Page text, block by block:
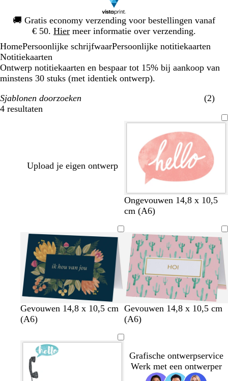
🚚 Gratis economy verzending voor bestellingen vanaf
€ 50. Hier meer informatie over verzending.
1
HomePersoonlijke schrijfwaarPersoonlijke notitiekaarten
Notitiekaarten
Ontwerp notitiekaarten en bespaar tot 15% bij aankoop van
minstens 30 stuks (met identiek ontwerp).
Sjablonen doorzoeken
(2)
4 resultaten
Filters
Upload je eigen ontwerp
w
i
z
w
r
t
u
q
e
w
i
w
i
w
i
w
i
w
i
r
o
e
w
i
Ongevouwen 14,8 x 10,5
cm (A6)
d
o
k
z
w
w
i
n
l
i
h
Gevouwen 14,8 x 10,5 cm
(A6)
l
i
h
w
i
Gevouwen 14,8 x 10,5 cm
(A6)
Grafische ontwerpservice
Werk met een ontwerper